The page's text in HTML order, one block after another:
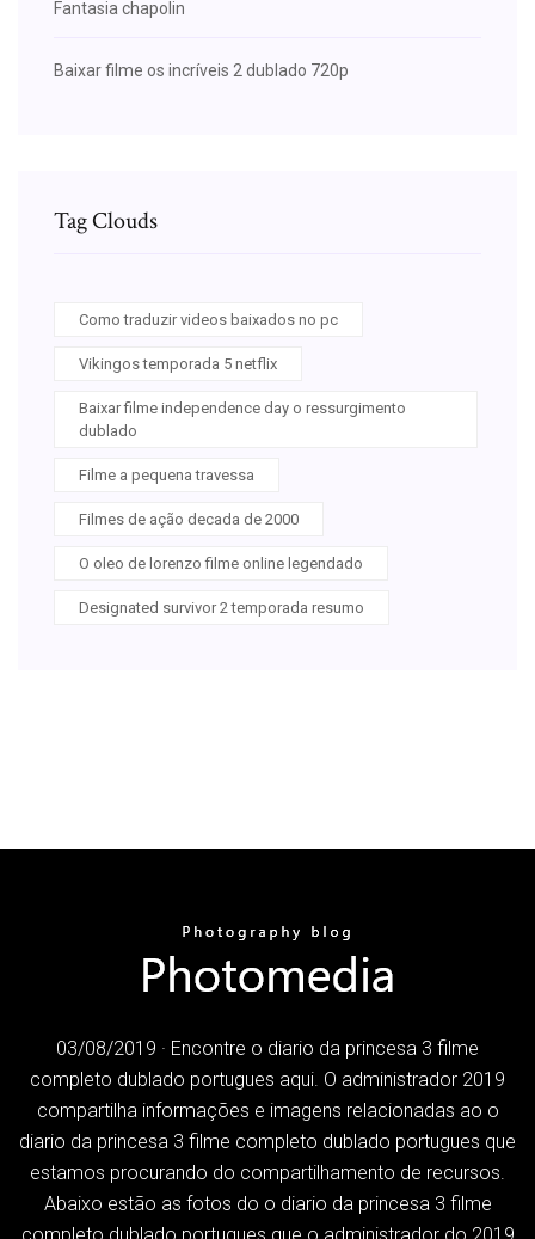
Fantasia chapolin
Baixar filme os incríveis 2 dublado 720p
Tag Clouds
Como traduzir videos baixados no pc
Vikingos temporada 5 netflix
Baixar filme independence day o ressurgimento
dublado
Filme a pequena travessa
Filmes de ação decada de 2000
O oleo de lorenzo filme online legendado
Designated survivor 2 temporada resumo
03/08/2019 · Encontre o diario da princesa 3 filme
completo dublado portugues aqui. O administrador 2019
compartilha informações e imagens relacionadas ao o
diario da princesa 3 filme completo dublado portugues que
estamos procurando do compartilhamento de recursos.
Abaixo estão as fotos do o diario da princesa 3 filme